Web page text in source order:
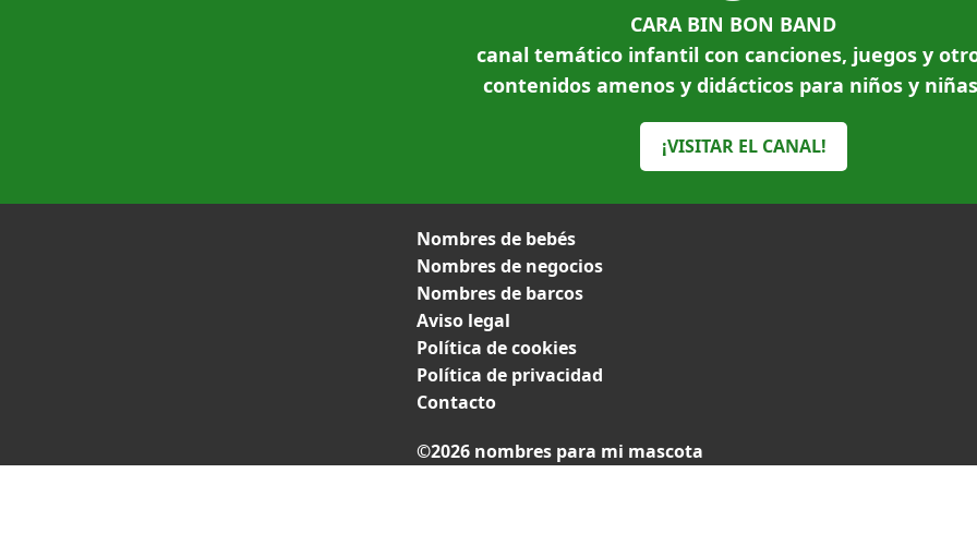
CARA BIN BON BAND
canal temático infantil con canciones, juegos y
contenidos amenos y didácticos para niños y
¡VISITAR EL CANAL!
Nombres de bebés
Nombres de negocios
Nombres de barcos
Aviso legal
Política de cookies
Política de privacidad
Contacto
©2026 nombres para mi mascota